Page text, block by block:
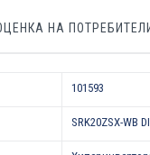
НА
101593
SRK20ZSX-WB